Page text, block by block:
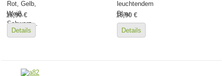
Rot, Gelb,
Weiß,
Schwarz...
16,90 €
Details
leuchtendem
Blau
16,90 €
Details